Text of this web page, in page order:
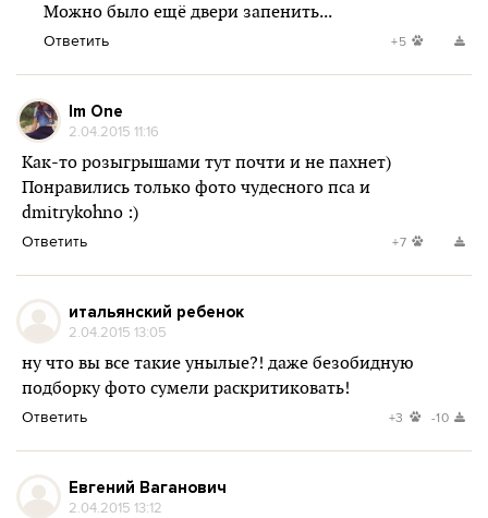
Можно было ещё двери запенить...
Ответить +5
Im One
2.04.2015 11:16
Как-то розыгрышами тут почти и не пахнет)
Понравились только фото чудесного пса и
dmitrykohno :)
Ответить +7
итальянский ребенок
2.04.2015 13:05
ну что вы все такие унылые?! даже безобидную
подборку фото сумели раскритиковать!
Ответить +3 -10
Евгений Ваганович
2.04.2015 13:12